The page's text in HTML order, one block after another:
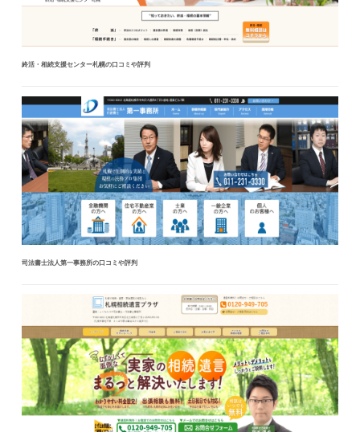
終活・相続支援センター札幌の口コミや評判
司法書士法人第一事務所の口コミや評判